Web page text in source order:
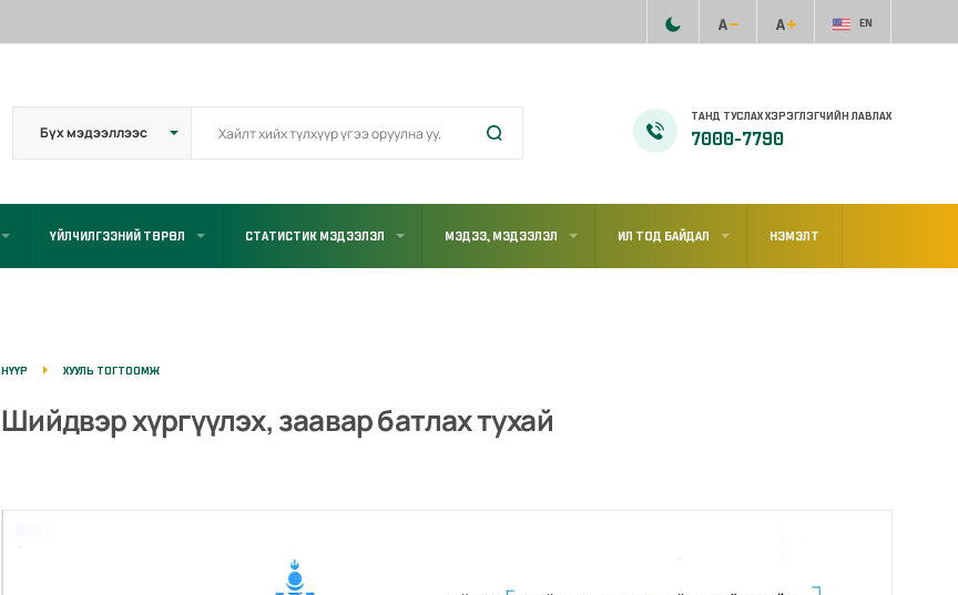
EN
ТАНД ТУСЛАХ ХЭРЭГЛЭГЧИЙН ЛАВЛАХ
7000-7790
ҮЙЛЧИЛГЭЭНИЙ ТӨРӨЛ СТАТИСТИК МЭДЭЭЛЭЛ МЭДЭЭ, МЭДЭЭЛЭЛ ИЛ ТОД БАЙДАЛ НЭМЭЛТ
НҮҮР ХУУЛЬ ТОГТООМЖ
Шийдвэр хүргүүлэх, заавар батлах тухай